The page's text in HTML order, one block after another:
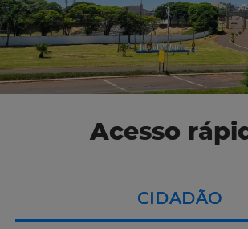
Acesso
CIDADÃO